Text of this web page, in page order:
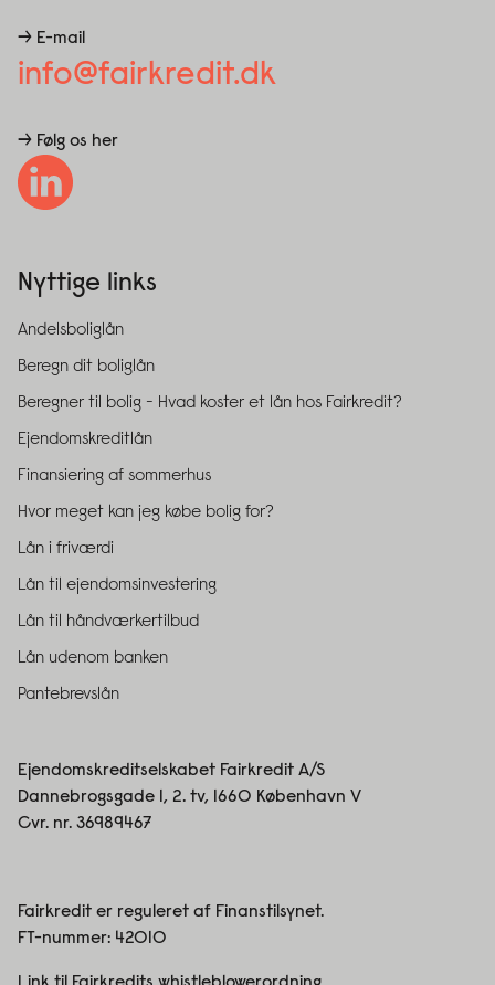
→ E-mail
info@fairkredit.dk
→ Følg os her
Nyttige links
Andelsboliglån
Beregn dit boliglån
Beregner til bolig - Hvad koster et lån hos Fairkredit?
Ejendomskreditlån
Finansiering af sommerhus
Hvor meget kan jeg købe bolig for?
Lån i friværdi
Lån til ejendomsinvestering
Lån til håndværkertilbud
Lån udenom banken
Pantebrevslån
Ejendomskreditselskabet Fairkredit A/S
Dannebrogsgade 1, 2. tv, 1660 København V
Cvr. nr. 36989467
Fairkredit er reguleret af Finanstilsynet.
FT-nummer: 42010